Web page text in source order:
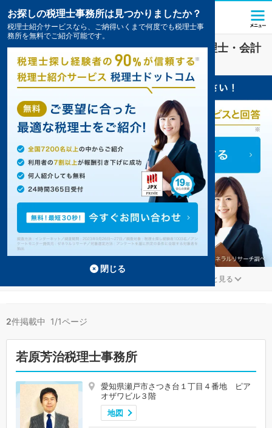
学校法人業界に強い瀬戸市(愛知県)の税理士・会計
事務所の一覧2件掲載中
もっと見る
2件掲載中 1/1ページ
若原芳治税理士事務所
愛知県瀬戸市さつき台１丁目４番地 ピア
オザワビル３階
地図
お探しの税理士事務所は見つかりましたか？
税理士紹介サービスなら、ご納得いくまで何度でも税理士事
務所を無料でご紹介可能です。
閉じる